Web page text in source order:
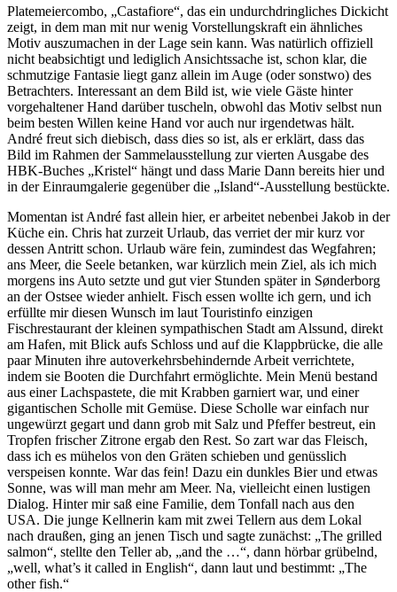
Platemeiercombo, „Castafiore“, das ein undurchdringliches Dickicht
zeigt, in dem man mit nur wenig Vorstellungskraft ein ähnliches
Motiv auszumachen in der Lage sein kann. Was natürlich offiziell
nicht beabsichtigt und lediglich Ansichtssache ist, schon klar, die
schmutzige Fantasie liegt ganz allein im Auge (oder sonstwo) des
Betrachters. Interessant an dem Bild ist, wie viele Gäste hinter
vorgehaltener Hand darüber tuscheln, obwohl das Motiv selbst nun
beim besten Willen keine Hand vor auch nur irgendetwas hält.
André freut sich diebisch, dass dies so ist, als er erklärt, dass das
Bild im Rahmen der Sammelausstellung zur vierten Ausgabe des
HBK-Buches „Kristel“ hängt und dass Marie Dann bereits hier und
in der Einraumgalerie gegenüber die „Island“-Ausstellung bestückte.
Momentan ist André fast allein hier, er arbeitet nebenbei Jakob in der
Küche ein. Chris hat zurzeit Urlaub, das verriet der mir kurz vor
dessen Antritt schon. Urlaub wäre fein, zumindest das Wegfahren;
ans Meer, die Seele betanken, war kürzlich mein Ziel, als ich mich
morgens ins Auto setzte und gut vier Stunden später in Sønderborg
an der Ostsee wieder anhielt. Fisch essen wollte ich gern, und ich
erfüllte mir diesen Wunsch im laut Touristinfo einzigen
Fischrestaurant der kleinen sympathischen Stadt am Alssund, direkt
am Hafen, mit Blick aufs Schloss und auf die Klappbrücke, die alle
paar Minuten ihre autoverkehrsbehindernde Arbeit verrichtete,
indem sie Booten die Durchfahrt ermöglichte. Mein Menü bestand
aus einer Lachspastete, die mit Krabben garniert war, und einer
gigantischen Scholle mit Gemüse. Diese Scholle war einfach nur
ungewürzt gegart und dann grob mit Salz und Pfeffer bestreut, ein
Tropfen frischer Zitrone ergab den Rest. So zart war das Fleisch,
dass ich es mühelos von den Gräten schieben und genüsslich
verspeisen konnte. War das fein! Dazu ein dunkles Bier und etwas
Sonne, was will man mehr am Meer. Na, vielleicht einen lustigen
Dialog. Hinter mir saß eine Familie, dem Tonfall nach aus den
USA. Die junge Kellnerin kam mit zwei Tellern aus dem Lokal
nach draußen, ging an jenen Tisch und sagte zunächst: „The grilled
salmon“, stellte den Teller ab, „and the …“, dann hörbar grübelnd,
„well, what’s it called in English“, dann laut und bestimmt: „The
other fish.“